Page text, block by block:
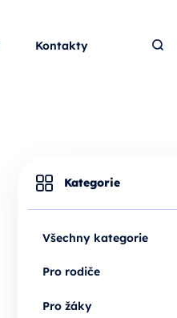
Kontakty
Kategorie
Všechny kategorie
Pro rodiče
Pro žáky